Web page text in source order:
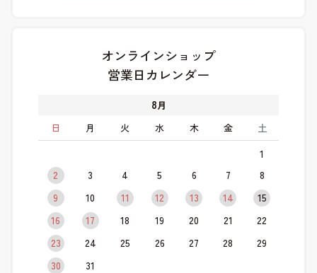
オンラインショップ
営業日カレンダー
8月
日
月 火 水 木 金 土
1
2
3 4 5 6 7
8
9
10 11 12 13 14
15
16
17 18 19 20 21
22
23
24 25 26 27 28
29
30
31